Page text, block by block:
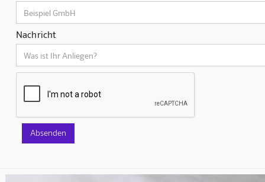
Nachricht